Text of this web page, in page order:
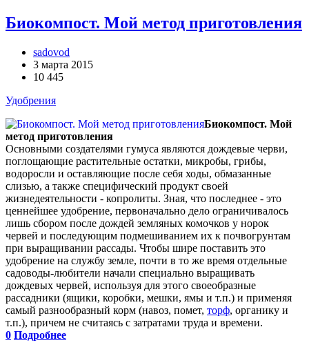
Биокомпост. Мой метод приготовления
sadovod
3 марта 2015
10 445
Удобрения
Биокомпост. Мой
метод приготовления
Основными создателями гумуса являются дождевые черви,
поглощающие растительные остатки, микробы, грибы,
водоросли и оставляющие после себя ходы, обмазанные
слизью, а также специфический продукт своей
жизнедеятельности - копролиты. Зная, что последнее - это
ценнейшее удобрение, первоначально дело ограничивалось
лишь сбором после дождей земляных комочков у норок
червей и последующим подмешиванием их к почвогрунтам
при выращивании рассады. Чтобы шире поставить это
удобрение на службу земле, почти в то же время отдельные
садоводы-любители начали специально выращивать
дождевых червей, используя для этого своеобразные
рассадники (ящики, коробки, мешки, ямы и т.п.) и применяя
самый разнообразный корм (навоз, помет, торф, органику и
т.п.), причем не считаясь с затратами труда и времени.
0 Подробнее